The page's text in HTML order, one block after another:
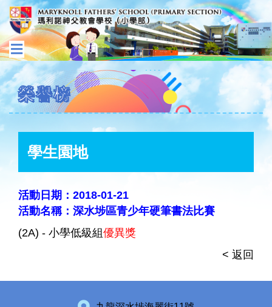
榮譽榜
學生園地
活動日期：2018-01-21
活動名稱：深水埗區青少年硬筆書法比賽
(2A) - 小學低級組優異獎
< 返回